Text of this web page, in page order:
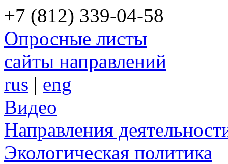
+7 (812) 339-04-58
Опросные листы
сайты направлений
rus | eng
Видео
Направления
Экологическая политика